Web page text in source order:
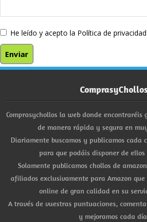
He leído y acepto la Política de privacidad
ComprasyChollos
Comprasychollos la web donde encontraréis
de manera rápida y segura en
Diariamente buscamos y publicamos cada
para que podáis disponer de
Solamente publicamos chollos de
afiliados exclusivamente para Amazon
online de gran calidad en su
A través de vuestras puntuaciones,
y mejoramos cada